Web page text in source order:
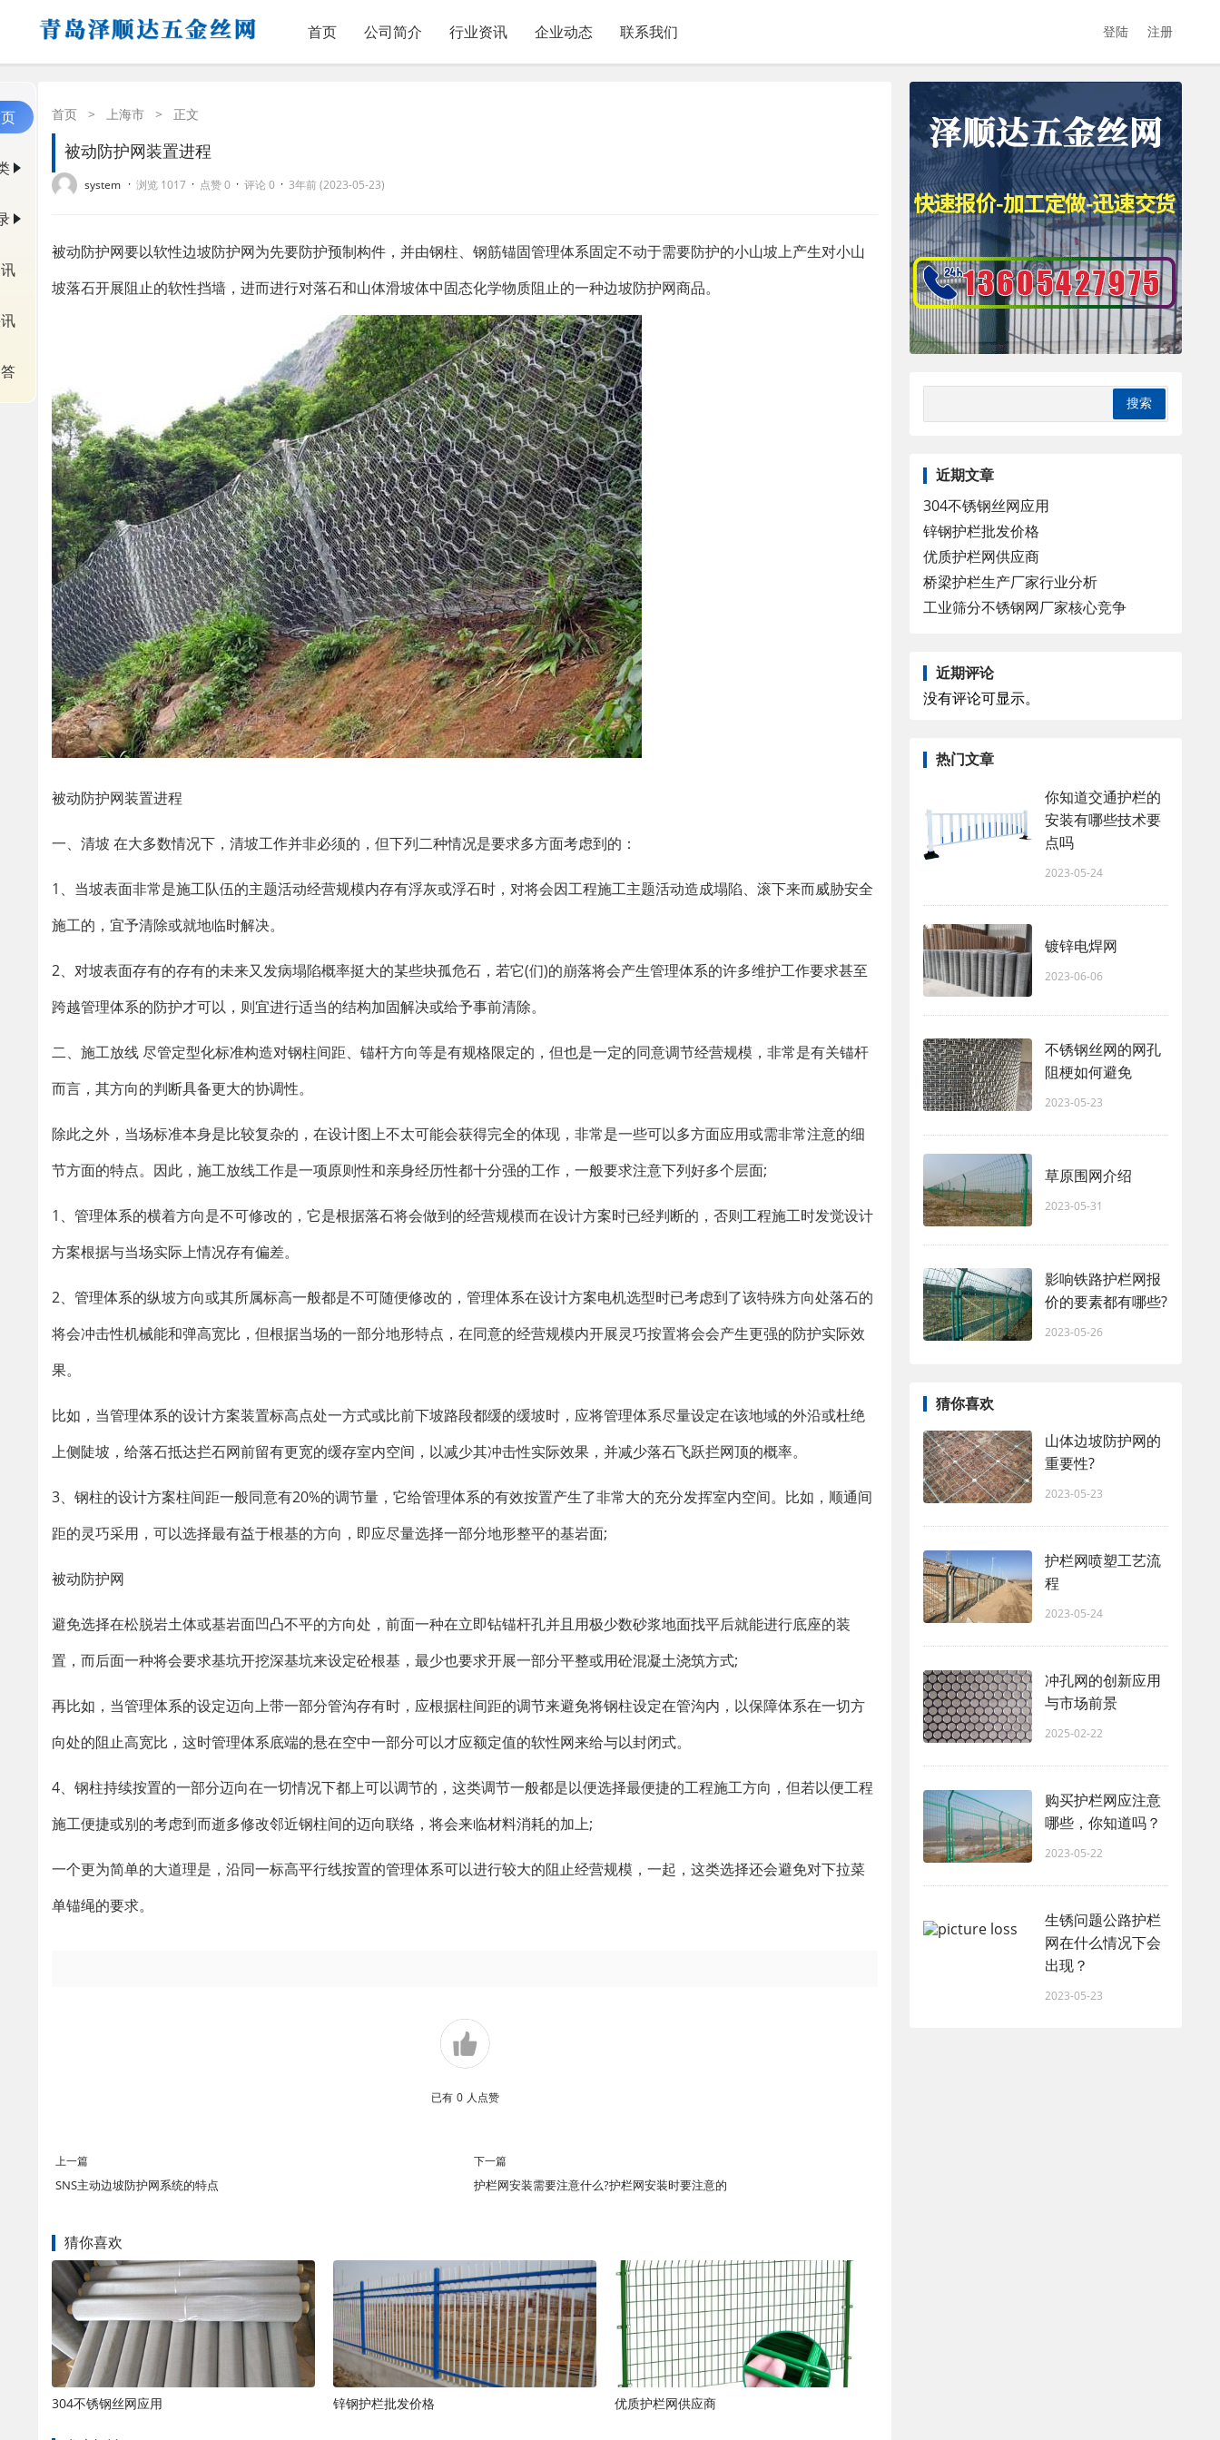
首页 公司简介 行业资讯 企业动态 联系我们 登陆 注册
首页 > 上海市 > 正文
被动防护网装置进程
system · 浏览 1017 · 点赞 0 · 评论 0 · 3年前 (2023-05-23)
被动防护网要以软性边坡防护网为先要防护预制构件，并由钢柱、钢筋锚固管理体系固定不动于需要防护的小山坡上产生对小山
坡落石开展阻止的软性挡墙，进而进行对落石和山体滑坡体中固态化学物质阻止的一种边坡防护网商品。
被动防护网装置进程
一、清坡 在大多数情况下，清坡工作并非必须的，但下列二种情况是要求多方面考虑到的：
1、当坡表面非常是施工队伍的主题活动经营规模内存有浮灰或浮石时，对将会因工程施工主题活动造成塌陷、滚下来而威胁安全
施工的，宜予清除或就地临时解决。
2、对坡表面存有的存有的未来又发病塌陷概率挺大的某些块孤危石，若它(们)的崩落将会产生管理体系的许多维护工作要求甚至
跨越管理体系的防护才可以，则宜进行适当的结构加固解决或给予事前清除。
二、施工放线 尽管定型化标准构造对钢柱间距、锚杆方向等是有规格限定的，但也是一定的同意调节经营规模，非常是有关锚杆
而言，其方向的判断具备更大的协调性。
除此之外，当场标准本身是比较复杂的，在设计图上不太可能会获得完全的体现，非常是一些可以多方面应用或需非常注意的细
节方面的特点。因此，施工放线工作是一项原则性和亲身经历性都十分强的工作，一般要求注意下列好多个层面;
1、管理体系的横着方向是不可修改的，它是根据落石将会做到的经营规模而在设计方案时已经判断的，否则工程施工时发觉设计
方案根据与当场实际上情况存有偏差。
2、管理体系的纵坡方向或其所属标高一般都是不可随便修改的，管理体系在设计方案电机选型时已考虑到了该特殊方向处落石的
将会冲击性机械能和弹高宽比，但根据当场的一部分地形特点，在同意的经营规模内开展灵巧按置将会会产生更强的防护实际效
果。
比如，当管理体系的设计方案装置标高点处一方式或比前下坡路段都缓的缓坡时，应将管理体系尽量设定在该地域的外沿或杜绝
上侧陡坡，给落石抵达拦石网前留有更宽的缓存室内空间，以减少其冲击性实际效果，并减少落石飞跃拦网顶的概率。
3、钢柱的设计方案柱间距一般同意有20%的调节量，它给管理体系的有效按置产生了非常大的充分发挥室内空间。比如，顺通间
距的灵巧采用，可以选择最有益于根基的方向，即应尽量选择一部分地形整平的基岩面;
被动防护网
避免选择在松脱岩土体或基岩面凹凸不平的方向处，前面一种在立即钻锚杆孔并且用极少数砂浆地面找平后就能进行底座的装
置，而后面一种将会要求基坑开挖深基坑来设定砼根基，最少也要求开展一部分平整或用砼混凝土浇筑方式;
再比如，当管理体系的设定迈向上带一部分管沟存有时，应根据柱间距的调节来避免将钢柱设定在管沟内，以保障体系在一切方
向处的阻止高宽比，这时管理体系底端的悬在空中一部分可以才应额定值的软性网来给与以封闭式。
4、钢柱持续按置的一部分迈向在一切情况下都上可以调节的，这类调节一般都是以便选择最便捷的工程施工方向，但若以便工程
施工便捷或别的考虑到而逝多修改邻近钢柱间的迈向联络，将会来临材料消耗的加上;
一个更为简单的大道理是，沿同一标高平行线按置的管理体系可以进行较大的阻止经营规模，一起，这类选择还会避免对下拉菜
单锚绳的要求。
已有 0 人点赞
上一篇
SNS主动边坡防护网系统的特点
下一篇
护栏网安装需要注意什么?护栏网安装时要注意的
猜你喜欢
304不锈钢丝网应用 锌钢护栏批发价格 优质护栏网供应商
近期文章
304不锈钢丝网应用
锌钢护栏批发价格
优质护栏网供应商
桥梁护栏生产厂家行业分析
工业筛分不锈钢网厂家核心竞争
近期评论
没有评论可显示。
热门文章
你知道交通护栏的
安装有哪些技术要
点吗
2023-05-24
镀锌电焊网
2023-06-06
不锈钢丝网的网孔
阻梗如何避免
2023-05-23
草原围网介绍
2023-05-31
影响铁路护栏网报
价的要素都有哪些?
2023-05-26
猜你喜欢
山体边坡防护网的
重要性?
2023-05-23
护栏网喷塑工艺流
程
2023-05-24
冲孔网的创新应用
与市场前景
2025-02-22
购买护栏网应注意
哪些，你知道吗？
2023-05-22
生锈问题公路护栏
网在什么情况下会
出现？
2023-05-23